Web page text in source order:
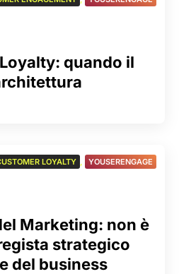
quando il
Marketing: non è
strategico
del business
LOYALTY , YOUSERENGAGE